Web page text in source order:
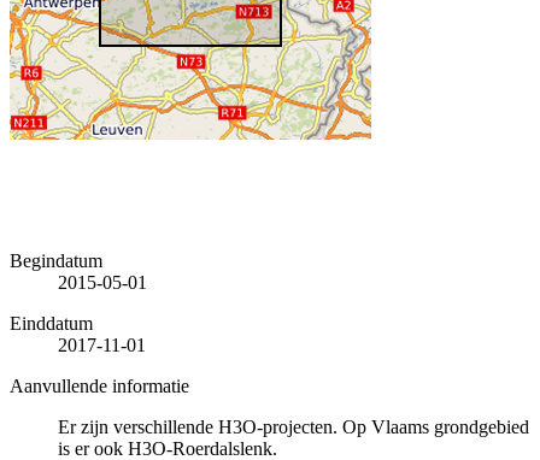
Begindatum
2015-05-01
Einddatum
2017-11-01
Aanvullende informatie
Er zijn verschillende H3O-projecten. Op Vlaams grondgebied
is er ook H3O-Roerdalslenk.